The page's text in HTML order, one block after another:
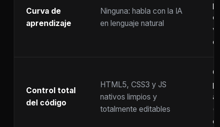
Curva de
aprendizaje
Ninguna: habla con la IA
en lenguaje natural
Control total
del código
HTML5, CSS3 y JS
nativos limpios y
totalmente editables